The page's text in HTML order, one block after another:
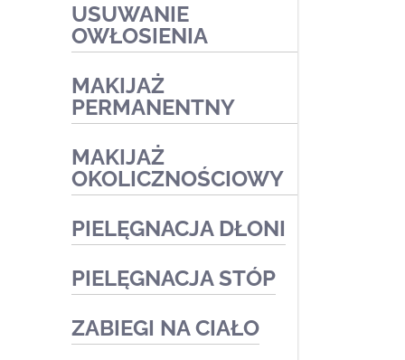
przebarwienia
Zabiegi medyczne
USUWANIE
OWŁOSIENIA
MAKIJAŻ
PERMANENTNY
MAKIJAŻ
OKOLICZNOŚCIOWY
PIELĘGNACJA DŁONI
Zabiegi medyczne
PIELĘGNACJA STÓP
Podologia
ZABIEGI NA CIAŁO